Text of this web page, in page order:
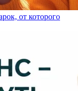
от которого